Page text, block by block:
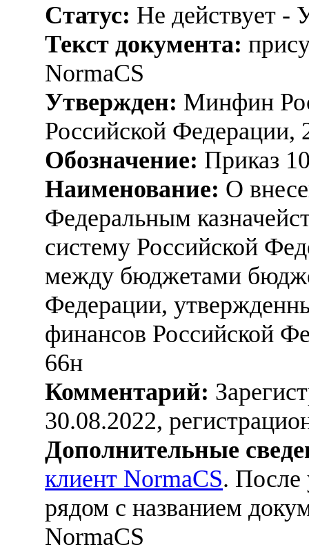
Статус: Не действует -
Текст документа:
NormaCS
Утвержден: Минфин
Российской Федерации,
Обозначение: Приказ
Наименование: О
Федеральным
систему Российской
между бюджетами
Федерации,
финансов Российской
66н
Комментарий:
30.08.2022,
Дополнительные
клиент NormaCS. После
рядом с названием
NormaCS